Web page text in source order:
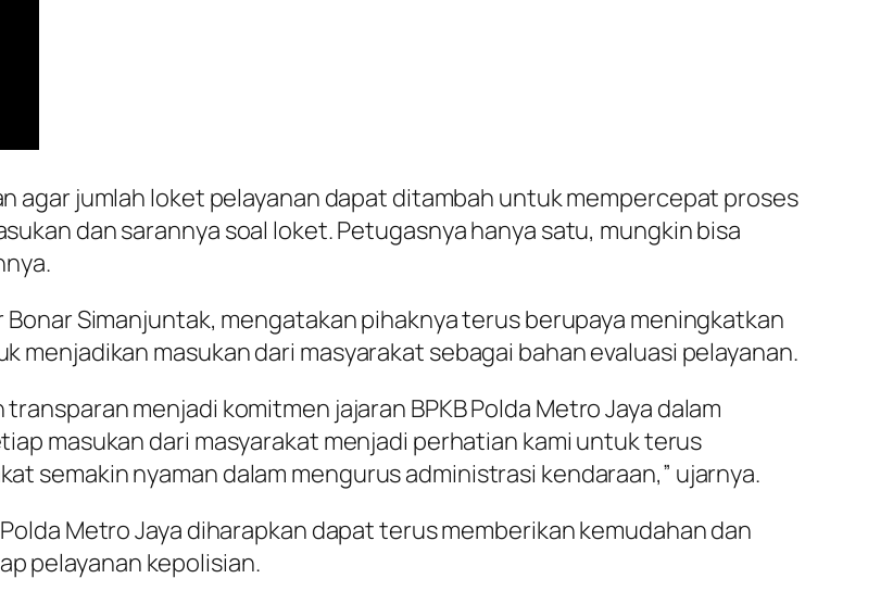
agar jumlah loket pelayanan dapat ditambah untuk mempercepat proses
dan sarannya soal loket. Petugasnya hanya satu, mungkin bisa
Bonar Simanjuntak, mengatakan pihaknya terus berupaya meningkatkan
menjadikan masukan dari masyarakat sebagai bahan evaluasi pelayanan.
menjadi komitmen jajaran BPKB Polda Metro Jaya dalam
masukan dari masyarakat menjadi perhatian kami untuk terus
semakin nyaman dalam mengurus administrasi kendaraan,” ujarnya.
Metro Jaya diharapkan dapat terus memberikan kemudahan dan
pelayanan kepolisian.